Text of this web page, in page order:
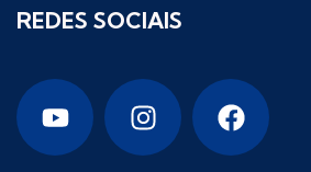
REDES SOCIAIS